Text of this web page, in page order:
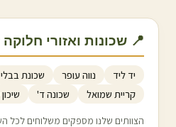
📍 שכונות ואזורי
יד ליד נווה עופר שכונת בבלי
קריית שמואל
שכונה ד'
הצוותים שלנו מספקים משלוחים לכל